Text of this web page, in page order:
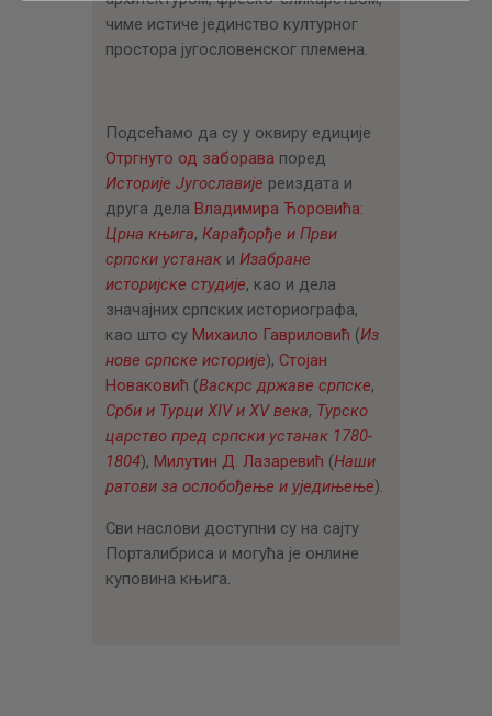
чиме истиче јединство културног
простора југословенског племена.
Подсећамо да су у оквиру едиције
Отргнуто од заборава поред
Историје Југославије реиздата и
друга дела Владимира Ћоровића:
Црна књига, Карађорђе и Први
српски устанаки Изабране
историјске студије, као и дела
значајних српских историографа,
као што су Михаило Гавриловић (Из
нове српске историје), Стојан
Новаковић (Васкрс државе српске,
Срби и Турци XIV и XV века, Турско
царство пред српски устанак 1780-
1804), Милутин Д. Лазаревић (Наши
ратови за ослобођење и уједињење).
Сви наслови доступни су на сајту
Порталибриса и могућа је онлине
куповина књига.